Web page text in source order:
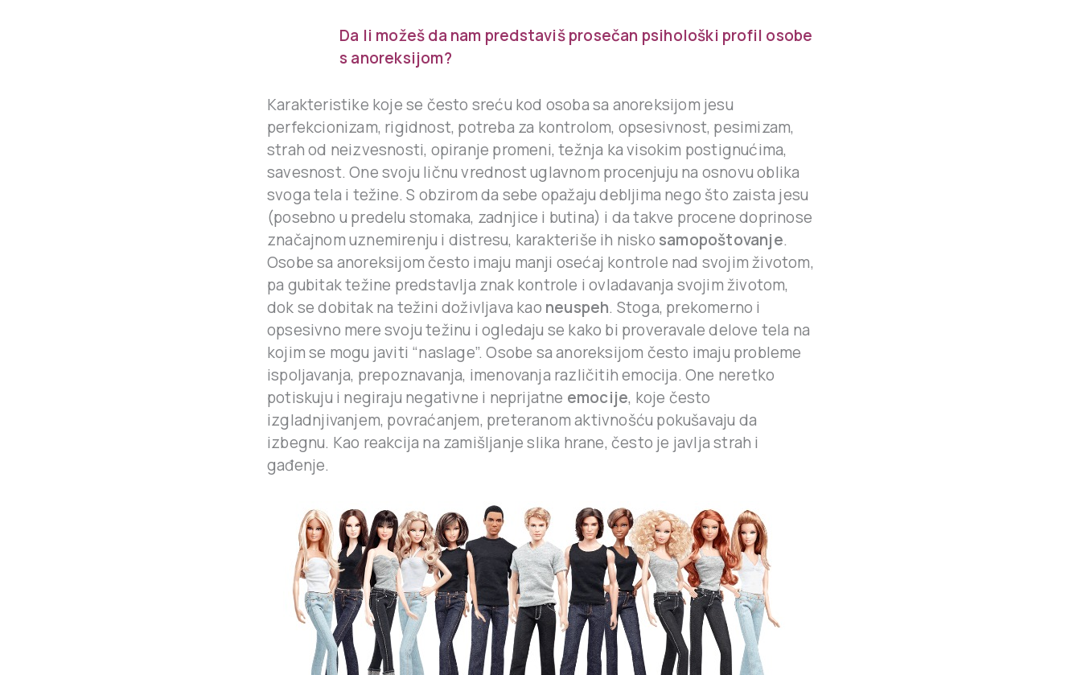
Da li možeš da nam predstaviš prosečan psihološki profil osobe
s anoreksijom?
Karakteristike koje se često sreću kod osoba sa anoreksijom jesu
perfekcionizam, rigidnost, potreba za kontrolom, opsesivnost, pesimizam,
strah od neizvesnosti, opiranje promeni, težnja ka visokim postignućima,
savesnost. One svoju ličnu vrednost uglavnom procenjuju na osnovu oblika
svoga tela i težine. S obzirom da sebe opažaju debljima nego što zaista jesu
(posebno u predelu stomaka, zadnjice i butina) i da takve procene doprinose
značajnom uznemirenju i distresu, karakteriše ih nisko samopoštovanje.
Osobe sa anoreksijom često imaju manji osećaj kontrole nad svojim životom,
pa gubitak težine predstavlja znak kontrole i ovladavanja svojim životom,
dok se dobitak na težini doživljava kao neuspeh. Stoga, prekomerno i
opsesivno mere svoju težinu i ogledaju se kako bi proveravale delove tela na
kojim se mogu javiti “naslage”. Osobe sa anoreksijom često imaju probleme
ispoljavanja, prepoznavanja, imenovanja različitih emocija. One neretko
potiskuju i negiraju negativne i neprijatne emocije, koje često
izgladnjivanjem, povraćanjem, preteranom aktivnošću pokušavaju da
izbegnu. Kao reakcija na zamišljanje slika hrane, često je javlja strah i
gađenje.